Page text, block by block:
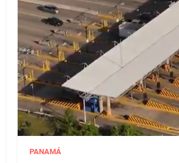
PANAMÁ